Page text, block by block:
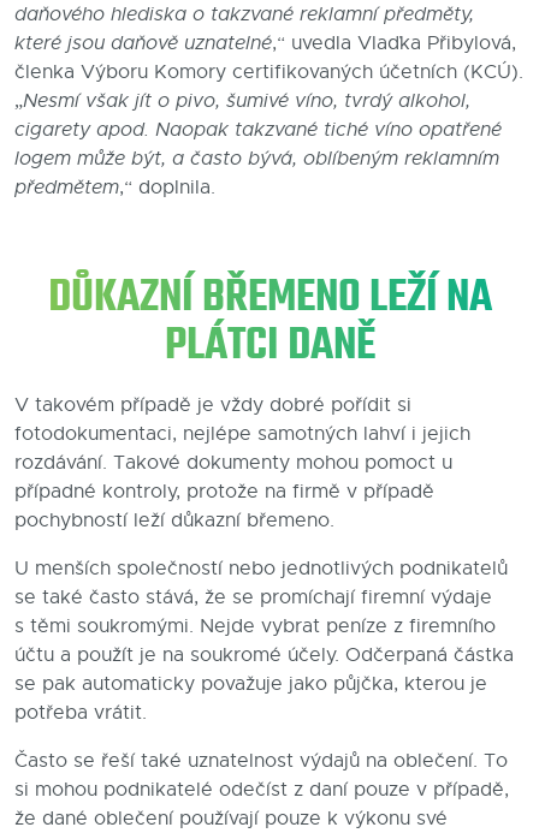
daňového hlediska o takzvané reklamní předměty,
které jsou daňově uznatelné,“ uvedla Vlaďka Přibylová,
členka Výboru Komory certifikovaných účetních (KCÚ).
„Nesmí však jít o pivo, šumivé víno, tvrdý alkohol,
cigarety apod. Naopak takzvané tiché víno opatřené
logem může být, a často bývá, oblíbeným reklamním
předmětem,“ doplnila.
DŮKAZNÍ BŘEMENO LEŽÍ NA
PLÁTCI DANĚ
V takovém případě je vždy dobré pořídit si
fotodokumentaci, nejlépe samotných lahví i jejich
rozdávání. Takové dokumenty mohou pomoct u
případné kontroly, protože na firmě v případě
pochybností leží důkazní břemeno.
U menších společností nebo jednotlivých podnikatelů
se také často stává, že se promíchají firemní výdaje
s těmi soukromými. Nejde vybrat peníze z firemního
účtu a použít je na soukromé účely. Odčerpaná částka
se pak automaticky považuje jako půjčka, kterou je
potřeba vrátit.
Často se řeší také uznatelnost výdajů na oblečení. To
si mohou podnikatelé odečíst z daní pouze v případě,
že dané oblečení používají pouze k výkonu své